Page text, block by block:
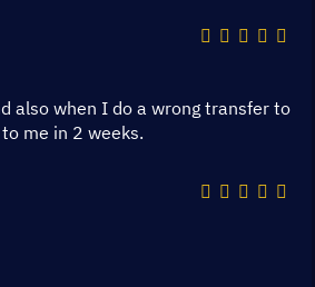
also when I do a wrong transfer to
me in 2 weeks.